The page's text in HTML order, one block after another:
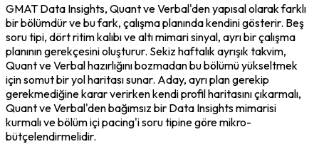
GMAT Data Insights, Quant ve Verbal'den yapısal olarak farklı
bir bölümdür ve bu fark, çalışma planında kendini gösterir. Beş
soru tipi, dört ritim kalıbı ve altı mimari sinyal, ayrı bir çalışma
planının gerekçesini oluşturur. Sekiz haftalık ayrışık takvim,
Quant ve Verbal hazırlığını bozmadan bu bölümü yükseltmek
için somut bir yol haritası sunar. Aday, ayrı plan gerekip
gerekmediğine karar verirken kendi profil haritasını çıkarmalı,
Quant ve Verbal'den bağımsız bir Data Insights mimarisi
kurmalı ve bölüm içi pacing'i soru tipine göre mikro-
bütçelendirmelidir.